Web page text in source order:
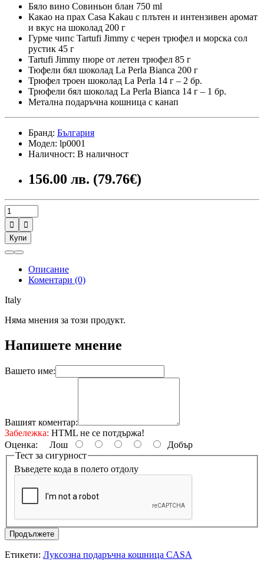
Бяло вино Совиньон блан 750 ml
Какао на прах Casa Kakau с плътен и интензивен аромат
и вкус на шоколад 200 г
Гурме чипс Tartufi Jimmy с черен трюфел и морска сол
рустик 45 г
Tartufi Jimmy пюре от летен трюфел 85 г
Тюфели бял шоколад La Perla Bianca 200 г
Трюфел троен шоколад La Perla 14 г – 2 бр.
Трюфели бял шоколад La Perla Bianca 14 г – 1 бр.
Метална подаръчна кошница с канап
Бранд: България
Модел: lp0001
Наличност: В наличност
156.00 лв. (79.76€)


Купи
Описание
Коментари (0)
Italy
Няма мнения за този продукт.
Напишете мнение
Вашето име:
Вашият коментар:
Забележка: HTML не се потдържа!
Оценка: Лош
Добър
Тест за сигурност
Въведете кода в полето отдолу
Продължете
Етикети: Луксозна подаръчна кошница CASA